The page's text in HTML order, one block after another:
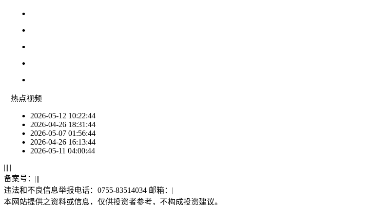
热点视频
2026-05-12 10:22:44
2026-04-26 18:31:44
2026-05-07 01:56:44
2026-04-26 16:13:44
2026-05-11 04:00:44
|||||
备案号： |||
违法和不良信息举报电话：0755-83514034 邮箱： |
本网站提供之资料或信息，仅供投资者参考，不构成投资建议。